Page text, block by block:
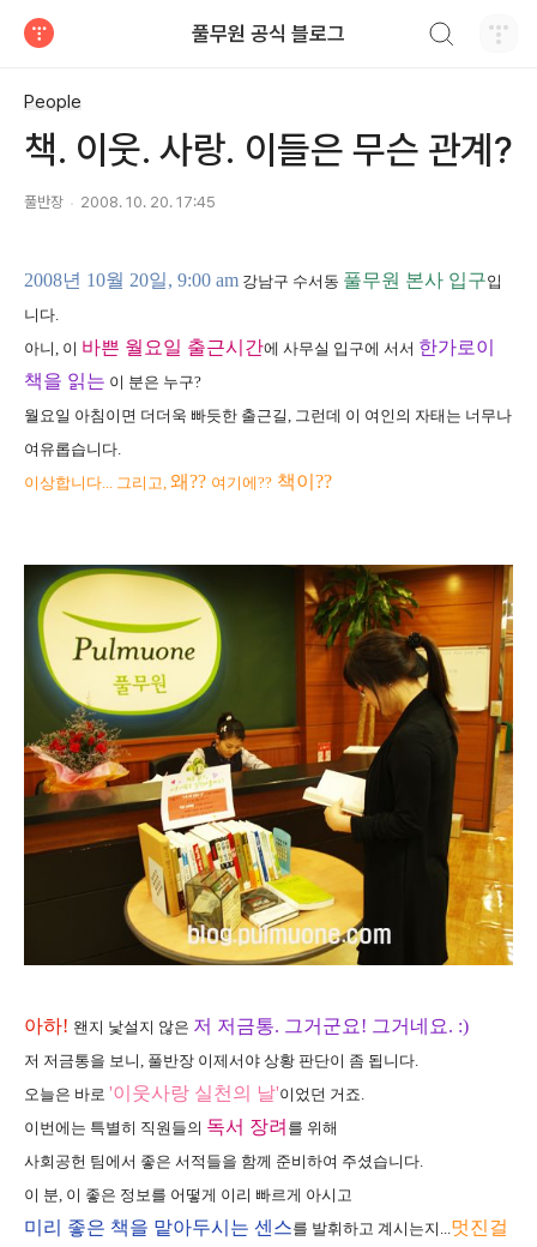
풀무원 공식 블로그
People
책. 이웃. 사랑. 이들은 무슨 관계?
풀반장 2008. 10. 20. 17:45
2008년 10월 20일, 9:00 am 강남구 수서동 풀무원 본사 입구입
니다.
아니, 이 바쁜 월요일 출근시간에 사무실 입구에 서서 한가로이
책을 읽는 이 분은 누구?
월요일 아침이면 더더욱 빠듯한 출근길, 그런데 이 여인의 자태는 너무나
여유롭습니다.
이상합니다... 그리고, 왜?? 여기에?? 책이??
아하! 왠지 낯설지 않은 저 저금통. 그거군요! 그거네요. :)
저 저금통을 보니, 풀반장 이제서야 상황 판단이 좀 됩니다.
오늘은 바로 '이웃사랑 실천의 날'이었던 거죠.
이번에는 특별히 직원들의 독서 장려 를 위해
사회공헌 팀에서 좋은 서적들을 함께 준비하여 주셨습니다.
이 분, 이 좋은 정보를 어떻게 이리 빠르게 아시고
미리 좋은 책을 맡아두시는 센스를 발휘하고 계시는지... 멋진걸